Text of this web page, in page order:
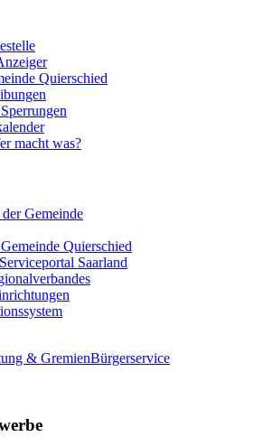
Quierschied
macht was?
Gemeinde
Quierschied
Saarland
& GremienBürgerservice